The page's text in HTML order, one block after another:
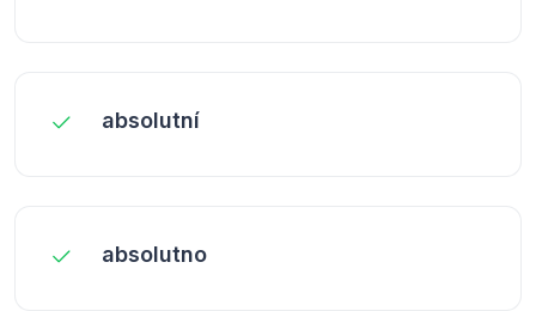
absolutní
absolutno